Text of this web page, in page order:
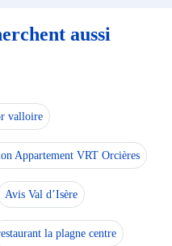
aussi
valloire
Appartement VRT Orcières
Avis Val d’Isère
la plagne centre